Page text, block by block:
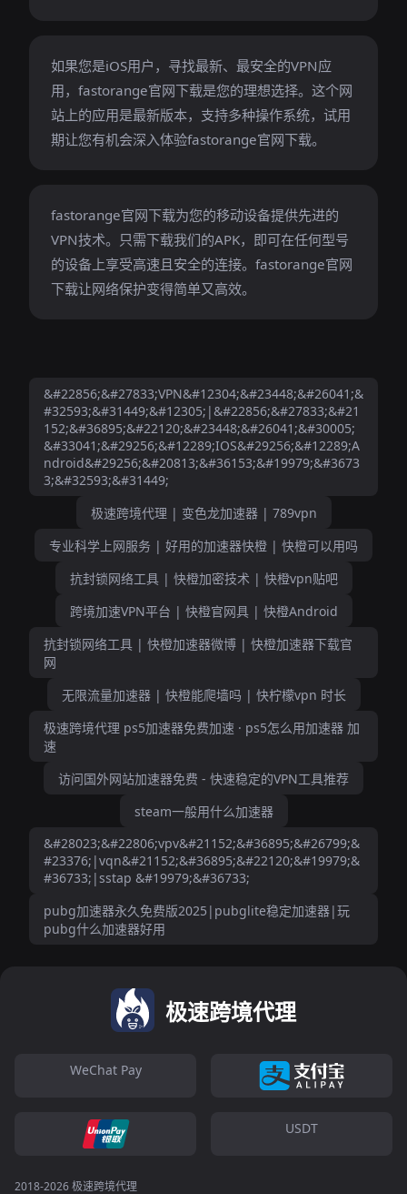
如果您是iOS用户，寻找最新、最安全的VPN应
用，fastorange官网下载是您的理想选择。这个网
站上的应用是最新版本，支持多种操作系统，试用
期让您有机会深入体验fastorange官网下载。
fastorange官网下载为您的移动设备提供先进的
VPN技术。只需下载我们的APK，即可在任何型号
的设备上享受高速且安全的连接。fastorange官网
下载让网络保护变得简单又高效。
&#22856;&#27833;VPN&#12304;&#23448;&#26041;&
#32593;&#31449;&#12305;|&#22856;&#27833;&#21
152;&#36895;&#22120;&#23448;&#26041;&#30005;
&#33041;&#29256;&#12289;IOS&#29256;&#12289;A
ndroid&#29256;&#20813;&#36153;&#19979;&#3673
3;&#32593;&#31449;
极速跨境代理 | 变色龙加速器 | 789vpn
专业科学上网服务 | 好用的加速器快橙 | 快橙可以用吗
抗封锁网络工具 | 快橙加密技术 | 快橙vpn贴吧
跨境加速VPN平台 | 快橙官网具 | 快橙Android
抗封锁网络工具 | 快橙加速器微博 | 快橙加速器下载官
网
无限流量加速器 | 快橙能爬墙吗 | 快柠檬vpn 时长
极速跨境代理 ps5加速器免费加速 · ps5怎么用加速器 加
速
访问国外网站加速器免费 - 快速稳定的VPN工具推荐
steam一般用什么加速器
&#28023;&#22806;vpv&#21152;&#36895;&#26799;&
#23376;|vqn&#21152;&#36895;&#22120;&#19979;&
#36733;|sstap &#19979;&#36733;
pubg加速器永久免费版2025|pubglite稳定加速器|玩
pubg什么加速器好用
极速跨境代理
WeChat Pay
USDT
2018-2026 极速跨境代理